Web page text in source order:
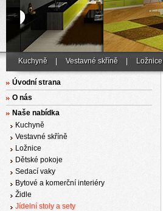
Kuchyně Vestavné skříně Ložnice
Úvodní strana
O nás
Naše nabídka
Kuchyně
Vestavné skříně
Ložnice
Dětské pokoje
Sedací vaky
Bytové a komerční interiéry
Židle
Jídelní stoly a sety